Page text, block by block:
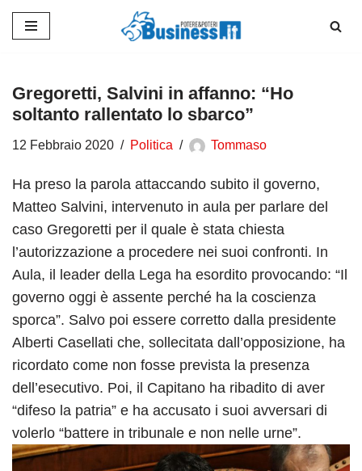
contenuto
Gregoretti, Salvini in affanno: “Ho
soltanto rallentato lo sbarco”
12 Febbraio 2020 Politica Tommaso
Ha preso la parola attaccando subito il governo,
Matteo Salvini, intervenuto in aula per parlare del
caso Gregoretti per il quale è stata chiesta
l’autorizzazione a procedere nei suoi confronti. In
Aula, il leader della Lega ha esordito provocando: “Il
governo oggi è assente perché ha la coscienza
sporca”. Salvo poi essere corretto dalla presidente
Alberti Casellati che, sollecitata dall’opposizione, ha
ricordato come non fosse prevista la presenza
dell’esecutivo. Poi, il Capitano ha ribadito di aver
“difeso la patria” e ha accusato i suoi avversari di
volerlo “battere in tribunale e non nelle urne”.